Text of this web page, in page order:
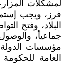
لمشكلات
فرز، ويجب
البلاد، وفتح
جماعياً،
مؤسسات الدولة
العامة